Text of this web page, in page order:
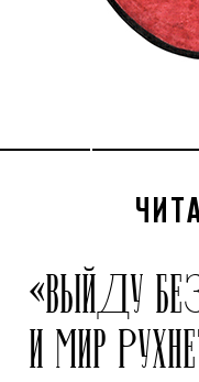
«ВЫЙДУ
И МИР